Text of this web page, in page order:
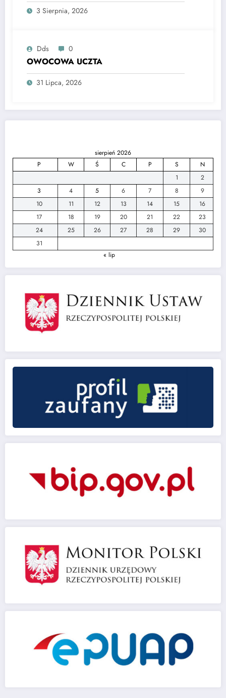
3 Sierpnia, 2026
Dds 0
OWOCOWA UCZTA
31 Lipca, 2026
sierpień 2026
P
W Ś C P S
N
1
2
3
4 5 6 7 8
9
10
11 12 13 14 15
16
17
18 19 20 21 22
23
24
25 26 27 28 29
30
31
« lip